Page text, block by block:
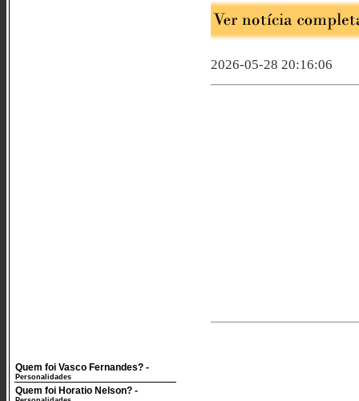
Quem foi Vasco Fernandes? -
Personalidades
Quem foi Horatio Nelson? -
2026-05-28 20:16:06